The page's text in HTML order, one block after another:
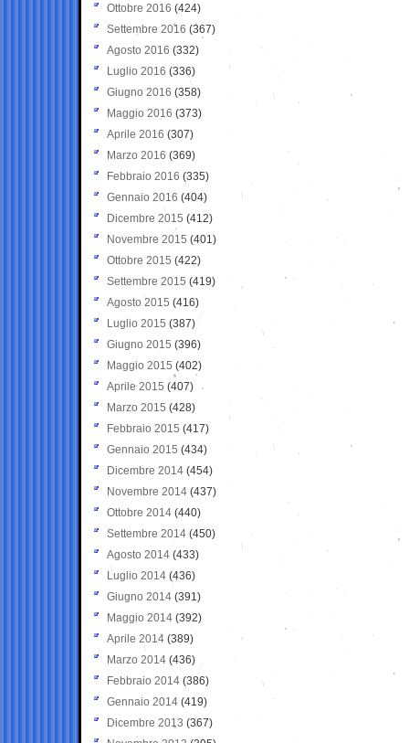
Ottobre 2016 (424)
Settembre 2016 (367)
Agosto 2016 (332)
Luglio 2016 (336)
Giugno 2016 (358)
Maggio 2016 (373)
Aprile 2016 (307)
Marzo 2016 (369)
Febbraio 2016 (335)
Gennaio 2016 (404)
Dicembre 2015 (412)
Novembre 2015 (401)
Ottobre 2015 (422)
Settembre 2015 (419)
Agosto 2015 (416)
Luglio 2015 (387)
Giugno 2015 (396)
Maggio 2015 (402)
Aprile 2015 (407)
Marzo 2015 (428)
Febbraio 2015 (417)
Gennaio 2015 (434)
Dicembre 2014 (454)
Novembre 2014 (437)
Ottobre 2014 (440)
Settembre 2014 (450)
Agosto 2014 (433)
Luglio 2014 (436)
Giugno 2014 (391)
Maggio 2014 (392)
Aprile 2014 (389)
Marzo 2014 (436)
Febbraio 2014 (386)
Gennaio 2014 (419)
Dicembre 2013 (367)